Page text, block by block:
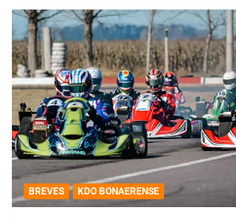
BREVES KDO BONAERENSE